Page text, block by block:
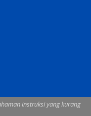
instruksi yang kurang